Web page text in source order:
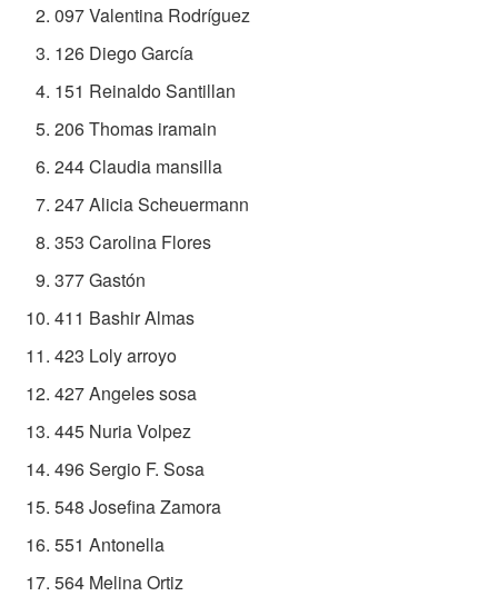
097 Valentina Rodríguez
126 Diego García
151 Reinaldo Santillan
206 Thomas iramain
244 Claudia mansilla
247 Alicia Scheuermann
353 Carolina Flores
377 Gastón
411 Bashir Almas
423 Loly arroyo
427 Angeles sosa
445 Nuria Volpez
496 Sergio F. Sosa
548 Josefina Zamora
551 Antonella
564 Melina Ortiz